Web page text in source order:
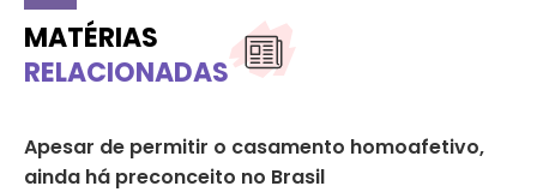
MATÉRIAS
RELACIONADAS
Apesar de permitir o casamento homoafetivo,
ainda há preconceito no Brasil